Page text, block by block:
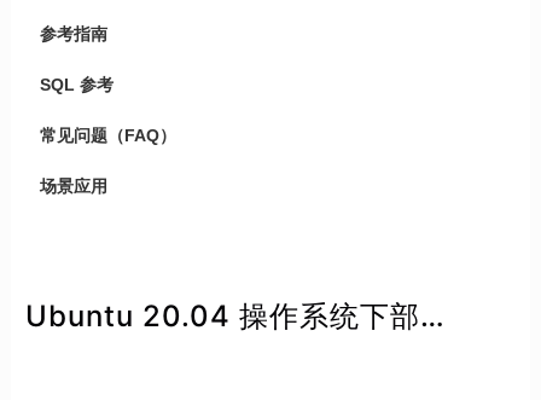
参考指南
SQL 参考
常见问题（FAQ）
场景应用
Ubuntu 20.04 操作系统下部署集群